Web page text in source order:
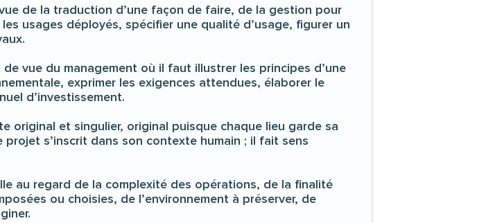
de la traduction d’une façon de faire, de la gestion pour
usages déployés, spécifier une qualité d’usage, figurer un
vue du management où il faut illustrer les principes d’une
exprimer les exigences attendues, élaborer le
d’investissement.
original et singulier, original puisque chaque lieu garde sa
s’inscrit dans son contexte humain ; il fait sens
au regard de la complexité des opérations, de la finalité
ou choisies, de l’environnement à préserver, de